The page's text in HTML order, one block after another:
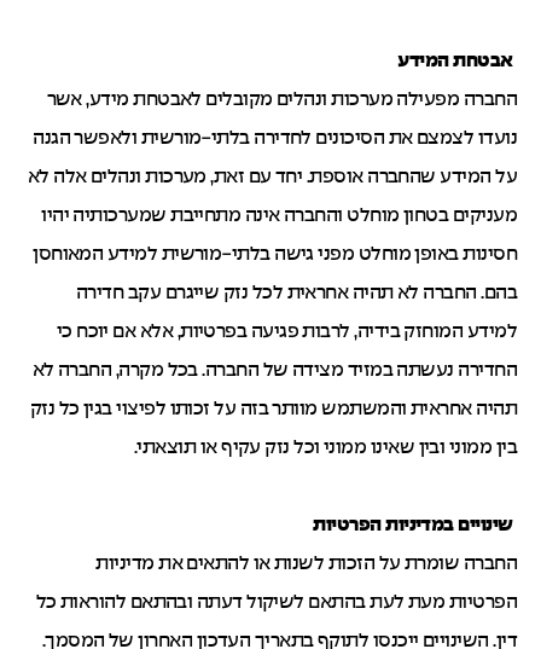
אבטחת המידע
החברה מפעילה מערכות ונהלים מקובלים לאבטחת מידע, אשר
נועדו לצמצם את הסיכונים לחדירה בלתי-מורשית ולאפשר הגנה
על המידע שהחברה אוספת. יחד עם זאת, מערכות ונהלים אלה לא
מעניקים בטחון מוחלט והחברה אינה מתחייבת שמערכותיה יהיו
חסינות באופן מוחלט מפני גישה בלתי-מורשית למידע המאוחסן
בהם. החברה לא תהיה אחראית לכל נזק שייגרם עקב חדירה
למידע המוחזק בידיה, לרבות פגיעה בפרטיות, אלא אם יוכח כי
החדירה נעשתה במזיד מצידה של החברה. בכל מקרה, החברה לא
תהיה אחראית והמשתמש מוותר בזה על זכותו לפיצוי בגין כל נזק
בין ממוני ובין שאינו ממוני וכל נזק עקיף או תוצאתי.
שינויים במדיניות הפרטיות
החברה שומרת על הזכות לשנות או להתאים את מדיניות
הפרטיות מעת לעת בהתאם לשיקול דעתה ובהתאם להוראות כל
דין. השינויים ייכנסו לתוקף בתאריך העדכון האחרון של המסמך.